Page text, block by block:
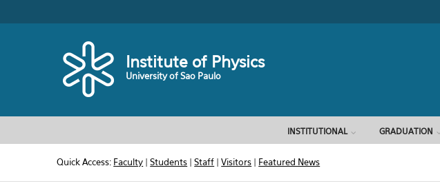
Institute of Physics
University of Sao Paulo
INSTITUTIONAL GRADUATION
Quick Access: Faculty |Students |Staff |Visitors | Featured News